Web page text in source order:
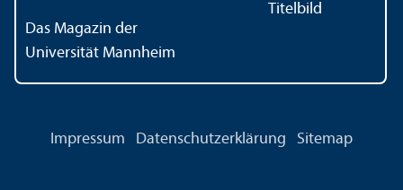
Das Magazin der
Universität Mannheim
Impressum Datenschutz­erklärung Sitemap